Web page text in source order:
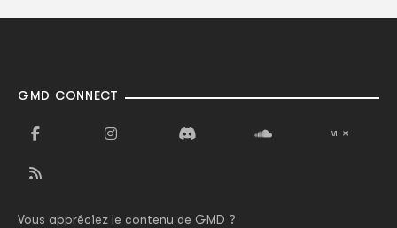
GMD CONNECT
Vous appréciez le contenu de GMD ?